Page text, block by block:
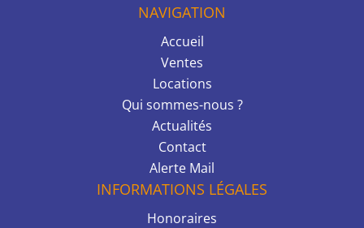
NAVIGATION
Accueil
Ventes
Locations
Qui sommes-nous ?
Actualités
Contact
Alerte Mail
INFORMATIONS LÉGALES
Honoraires